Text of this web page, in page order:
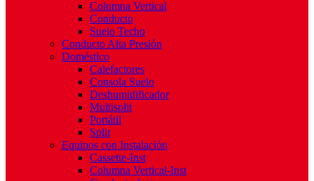
Columna Vertical
Conducto
Suelo Techo
Conducto Alta Presión
Doméstico
Calefactores
Consola Suelo
Deshumidificador
Multisplit
Portátil
Split
Equipos con Instalación
Cassette-Inst
Columna Vertical-Inst